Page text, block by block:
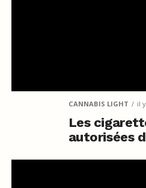
CANNABIS LIGHT il
Les
autorisées